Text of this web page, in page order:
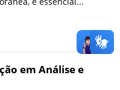
em Análise e